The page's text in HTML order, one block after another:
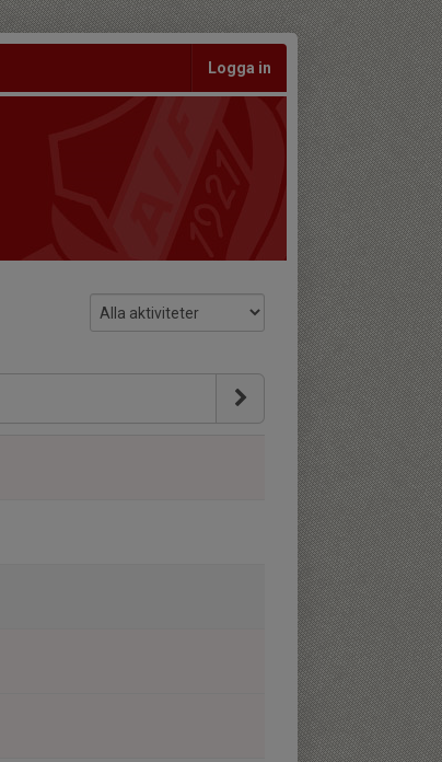
Logga in